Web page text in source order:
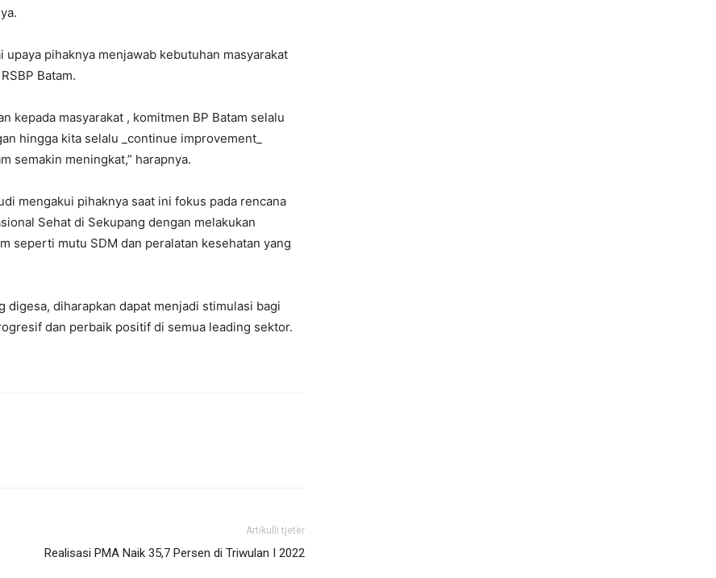
pihaknya menjawab kebutuhan masyarakat
Batam.
kepada masyarakat , komitmen BP Batam selalu
hingga kita selalu _continue improvement_
semakin meningkat,” harapnya.
mengakui pihaknya saat ini fokus pada rencana
Sehat di Sekupang dengan melakukan
seperti mutu SDM dan peralatan kesehatan yang
digesa, diharapkan dapat menjadi stimulasi bagi
dan perbaik positif di semua leading sektor.
Artikulli tjetër
Realisasi PMA Naik 35,7 Persen di Triwulan I 2022